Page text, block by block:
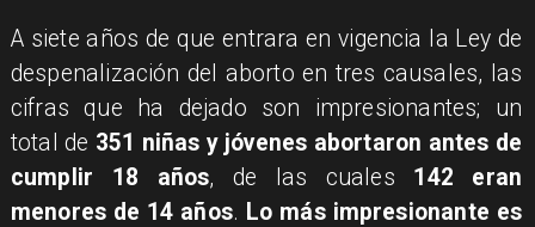
A siete años de que entrara en vigencia la Ley de
despenalización del aborto en tres causales, las
cifras que ha dejado son impresionantes; un
total de 351 niñas y jóvenes abortaron antes de
cumplir 18 años, de las cuales 142 eran
menores de 14 años. Lo más impresionante es